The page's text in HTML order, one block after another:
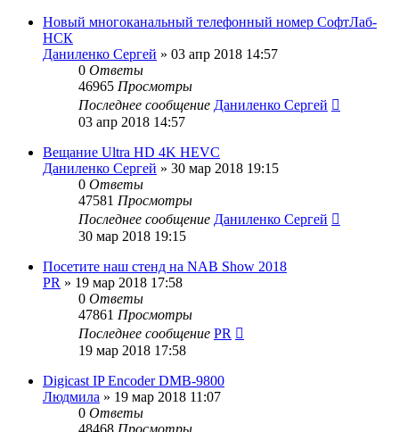
Новый многоканальный телефонный номер СофтЛаб-
НСК
Даниленко Сергей » 03 апр 2018 14:57
0 Ответы
46965 Просмотры
Последнее сообщение Даниленко Сергей
03 апр 2018 14:57
Вещание Ultra HD 4K HEVC
Даниленко Сергей » 30 мар 2018 19:15
0 Ответы
47581 Просмотры
Последнее сообщение Даниленко Сергей
30 мар 2018 19:15
Посетите наш стенд на NAB Show 2018
PR » 19 мар 2018 17:58
0 Ответы
47861 Просмотры
Последнее сообщение PR
19 мар 2018 17:58
Digicast IP Encoder DMB-9800
Людмила » 19 мар 2018 11:07
0 Ответы
48468 Просмотры